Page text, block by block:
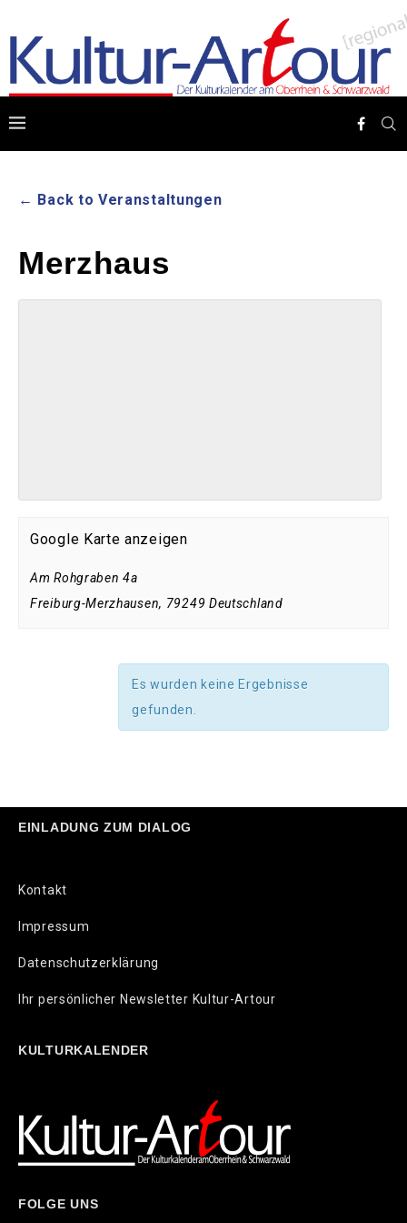
← Back to Veranstaltungen
Merzhaus
Google Karte anzeigen
Am Rohgraben 4a
Freiburg-Merzhausen, 79249 Deutschland
Es wurden keine Ergebnisse
gefunden.
EINLADUNG ZUM DIALOG
Kontakt
Impressum
Datenschutzerklärung
Ihr persönlicher Newsletter Kultur-Artour
KULTURKALENDER
FOLGE UNS